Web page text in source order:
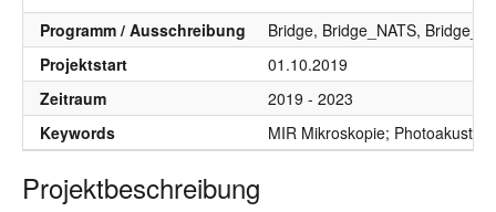
Programm / Ausschreibung
Bridge, Bridge_NATS,
Projektstart
01.10.2019
Zeitraum
2019 - 2023
Keywords
MIR Mikroskopie;
Projektbeschreibung